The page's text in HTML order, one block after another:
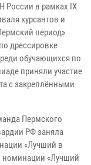
России в рамках IX
курсантов и
период»
дрессировке
обучающихся по
приняли участие
с закреплёнными
Пермского
РФ заняла
«Лучший в
номинации «Лучший